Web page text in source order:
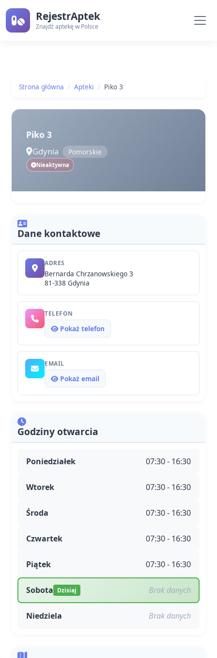
RejestrAptek
Znajdź aptekę w Polsce
Strona główna Apteki Piko 3
Piko 3
Gdynia Pomorskie
Nieaktywna
Dane kontaktowe
ADRES
Bernarda Chrzanowskiego 3
81-338 Gdynia
TELEFON
Pokaż telefon
EMAIL
Pokaż email
Godziny otwarcia
Poniedziałek 07:30 - 16:30
Wtorek 07:30 - 16:30
Środa 07:30 - 16:30
Czwartek 07:30 - 16:30
Piątek 07:30 - 16:30
Sobota Dzisiaj Brak danych
Niedziela Brak danych